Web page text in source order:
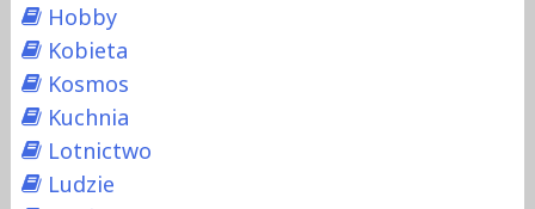
Hobby
Kobieta
Kosmos
Kuchnia
Lotnictwo
Ludzie